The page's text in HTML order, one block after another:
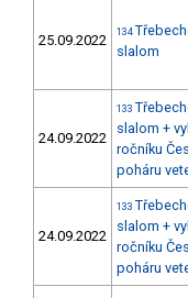
25.09.2022 134
slalom
24.09.2022
133
slalom +
ročníku
poháru
24.09.2022
133
slalom +
ročníku
poháru